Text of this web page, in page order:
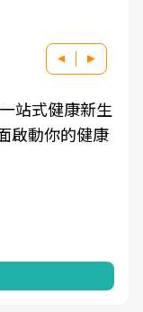
站式健康新生
啟動你的健康